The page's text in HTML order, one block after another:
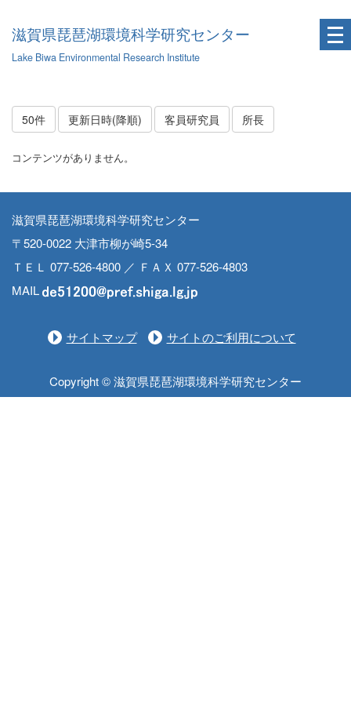
滋賀県琵琶湖環境科学研究センター
Lake Biwa Environmental Research Institute
50件 更新日時(降順) 客員研究員 所長
コンテンツがありません。
滋賀県琵琶湖環境科学研究センター
〒520-0022 大津市柳が崎5-34
ＴＥＬ 077-526-4800 ／ ＦＡＸ 077-526-4803
MAIL
サイトマップ サイトのご利用について
Copyright © 滋賀県琵琶湖環境科学研究センター